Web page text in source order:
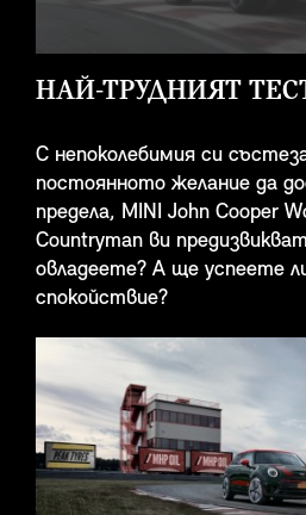
НАЙ-ТРУДНИЯТ
С непоколебимия си
постоянното желание да
предела, MINI John Cooper
Countryman ви
овладеете? А ще успеете
спокойствие?